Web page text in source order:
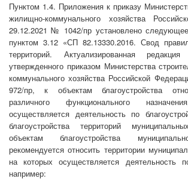
Пунктом 1.4. Приложения к приказу
жилищно-коммунального хозяйства
29.12.2021 № 1042/пр установлено
пунктом 3.12 «СП 82.13330.2016. Свод
территорий. Актуализированная
утвержденного приказом Министерства
коммунального хозяйства Российской
972/пр, к объектам благоустройства
различного функционального
осуществляется деятельность по
благоустройства территорий
объектам благоустройства
рекомендуется относить территории
на которых осуществляется деятельность
например: